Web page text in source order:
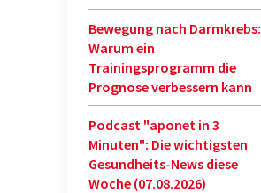
Bewegung nach Darmkrebs:
Warum ein
Trainingsprogramm die
Prognose verbessern kann
Podcast "aponet in 3
Minuten": Die wichtigsten
Gesundheits-News diese
Woche (07.08.2026)